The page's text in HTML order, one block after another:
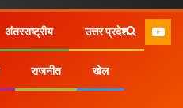
अंतरराष्ट्रीय उत्तर प्रदेश
राजनीत खेल